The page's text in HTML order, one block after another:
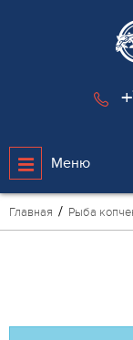
Меню
Главная Рыба